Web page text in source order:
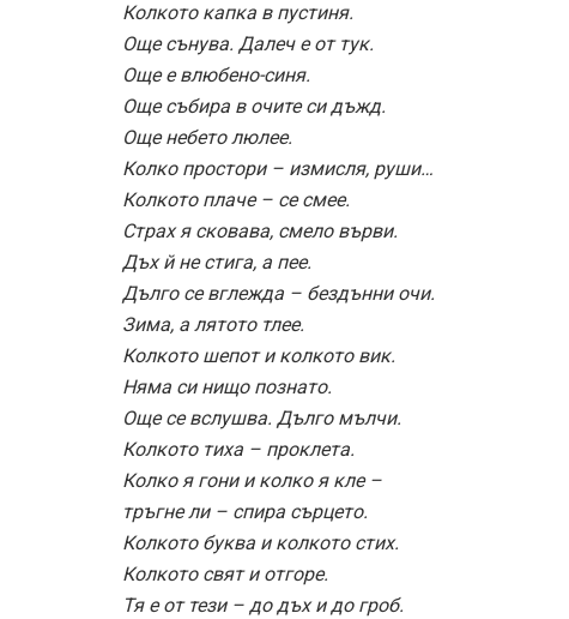
Колкото капка в пустиня.
Още сънува. Далеч е от тук.
Още е влюбено-синя.
Още събира в очите си дъжд.
Още небето люлее.
Колко простори – измисля, руши…
Колкото плаче – се смее.
Страх я сковава, смело върви.
Дъх й не стига, а пее.
Дълго се вглежда – бездънни очи.
Зима, а лятото тлее.
Колкото шепот и колкото вик.
Няма си нищо познато.
Още се вслушва. Дълго мълчи.
Колкото тиха – проклета.
Колко я гони и колко я кле –
тръгне ли – спира сърцето.
Колкото буква и колкото стих.
Колкото свят и отгоре.
Тя е от тези – до дъх и до гроб.